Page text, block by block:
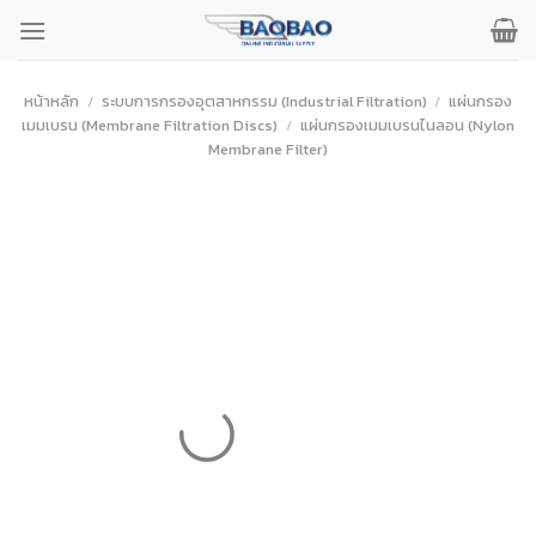
เนื้อหาหน้าหลัก / ระบบการกรองอุตสาหกรรม (Industrial Filtration) / แผ่นกรอง
เมมเบรน (Membrane Filtration Discs) / แผ่นกรองเมมเบรนไนลอน (Nylon
Membrane Filter)